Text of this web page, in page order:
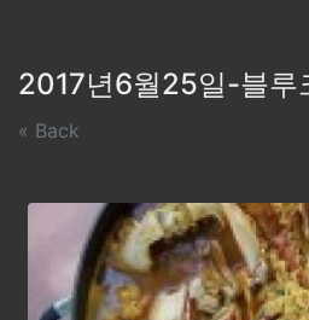
2017년6월25일-블루
« Back